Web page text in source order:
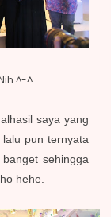
^-^
saya yang
pun ternyata
sehingga
hehe.